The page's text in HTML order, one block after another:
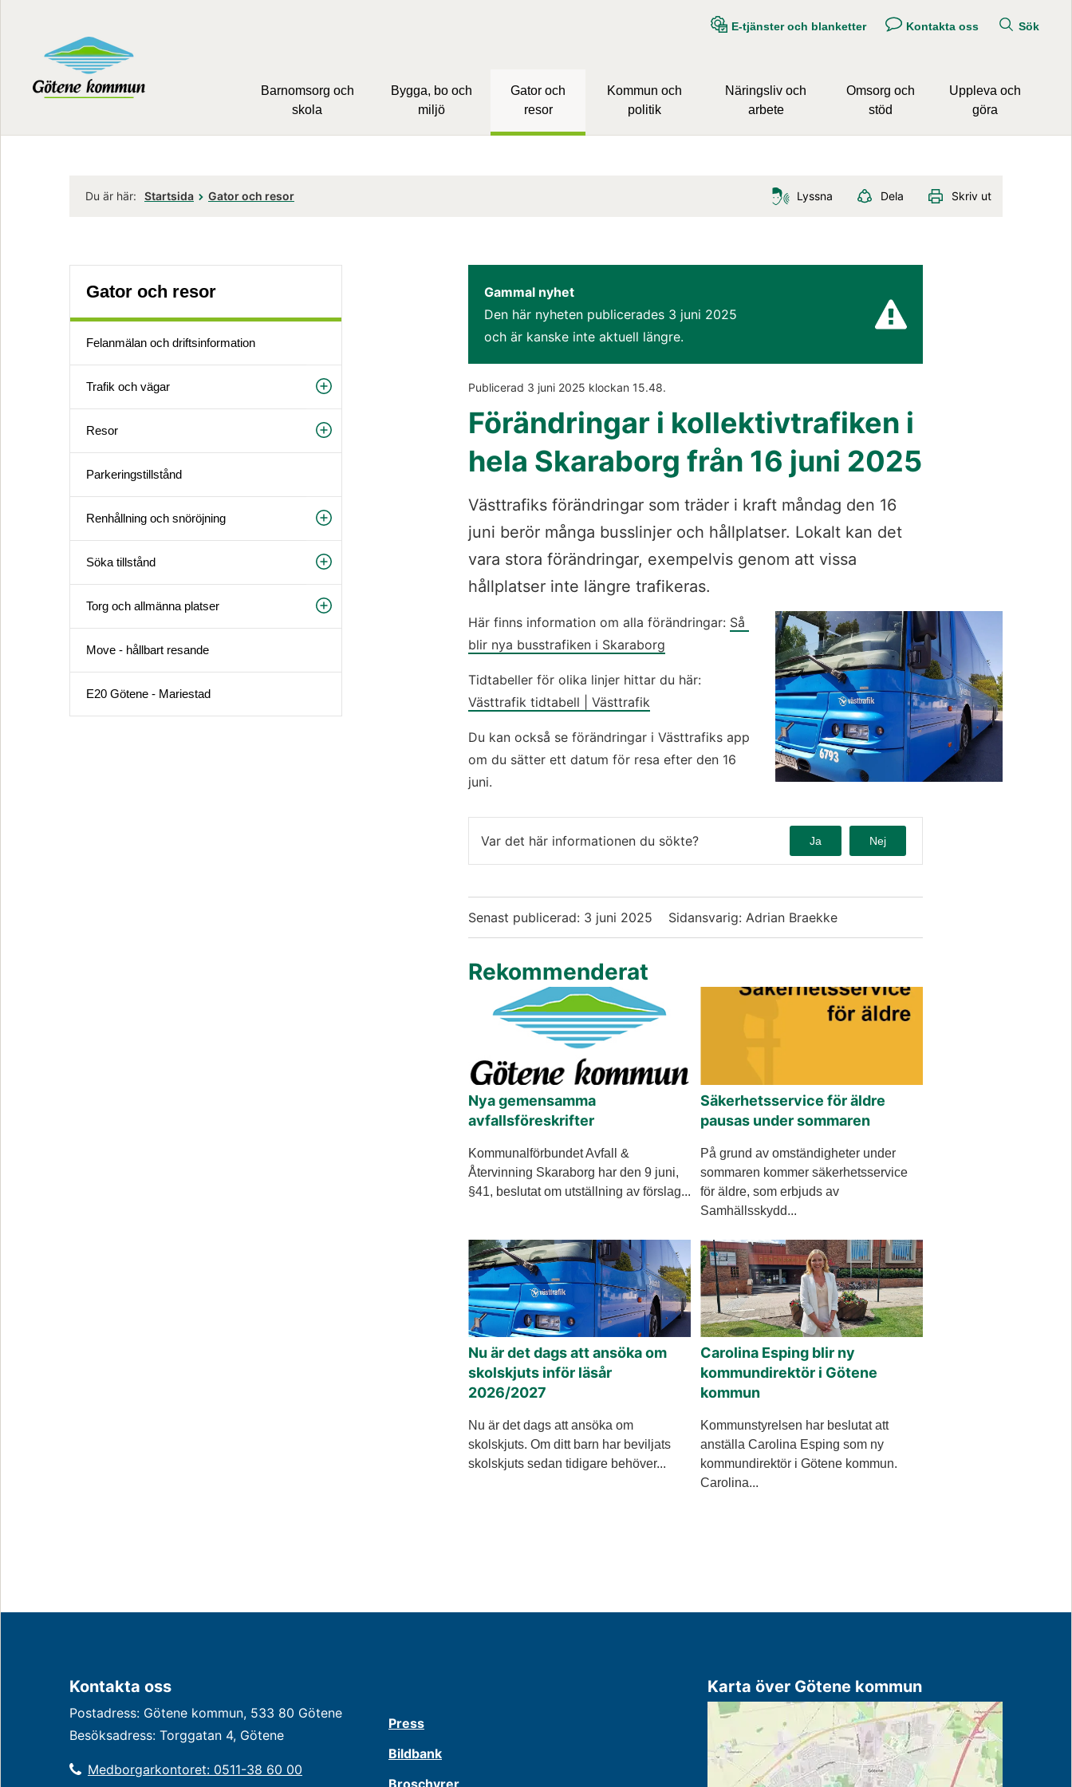
E-tjänster och blanketter Kontakta oss Sök
Barnomsorg och
skola
Bygga, bo och
miljö
Gator och
resor
Kommun och
politik
Näringsliv och
arbete
Omsorg och
stöd
Uppleva och
göra
Du är här: Startsida Gator och resor Lyssna Dela Skriv ut
Gator och resor
Felanmälan och driftsinformation
Trafik och vägar
Resor
Parkeringstillstånd
Renhållning och snöröjning
Söka tillstånd
Torg och allmänna platser
Move - hållbart resande
E20 Götene - Mariestad
Gammal nyhet
Den här nyheten publicerades 3 juni 2025
och är kanske inte aktuell längre.
Publicerad 3 juni 2025 klockan 15.48.
Förändringar i kollektivtrafiken i
hela Skaraborg från 16 juni 2025
Västtrafiks förändringar som träder i kraft måndag den 16
juni berör många busslinjer och hållplatser. Lokalt kan det
vara stora förändringar, exempelvis genom att vissa
hållplatser inte längre trafikeras.
Här finns information om alla förändringar: Så
blir nya busstrafiken i Skaraborg
Västtrafik tidtabell | Västtrafik
Du kan också se förändringar i Västtrafiks app
om du sätter ett datum för resa efter den 16
juni.
Var det här informationen du sökte? Ja Nej
Senast publicerad: 3 juni 2025 Sidansvarig: Adrian Braekke
Rekommenderat
Nya gemensamma
avfallsföreskrifter
Kommunalförbundet Avfall &
Återvinning Skaraborg har den 9 juni,
§41, beslutat om utställning av förslag...
Säkerhetsservice för äldre
pausas under sommaren
På grund av omständigheter under
sommaren kommer säkerhetsservice
för äldre, som erbjuds av
Samhällsskydd...
Nu är det dags att ansöka om
skolskjuts inför läsår
2026/2027
Nu är det dags att ansöka om
skolskjuts. Om ditt barn har beviljats
skolskjuts sedan tidigare behöver...
Carolina Esping blir ny
kommundirektör i Götene
kommun
Kommunstyrelsen har beslutat att
anställa Carolina Esping som ny
kommundirektör i Götene kommun.
Carolina...
Kontakta oss
Postadress: Götene kommun, 533 80 Götene
Besöksadress: Torggatan 4, Götene
Medborgarkontoret: 0511-38 60 00
Press
Bildbank
Broschyrer
Karta över Götene kommun